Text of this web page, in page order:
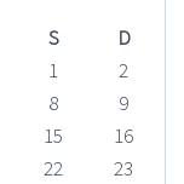
S
D
1
2
8
9
15
16
22
23